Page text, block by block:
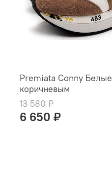
Premiata Conny
коричневым
13 580 ₽
6 650 ₽